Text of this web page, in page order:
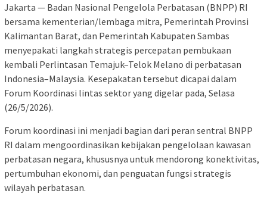
Jakarta — Badan Nasional Pengelola Perbatasan (BNPP) RI
bersama kementerian/lembaga mitra, Pemerintah Provinsi
Kalimantan Barat, dan Pemerintah Kabupaten Sambas
menyepakati langkah strategis percepatan pembukaan
kembali Perlintasan Temajuk–Telok Melano di perbatasan
Indonesia–Malaysia. Kesepakatan tersebut dicapai dalam
Forum Koordinasi lintas sektor yang digelar pada, Selasa
(26/5/2026).
Forum koordinasi ini menjadi bagian dari peran sentral BNPP
RI dalam mengoordinasikan kebijakan pengelolaan kawasan
perbatasan negara, khususnya untuk mendorong konektivitas,
pertumbuhan ekonomi, dan penguatan fungsi strategis
wilayah perbatasan.